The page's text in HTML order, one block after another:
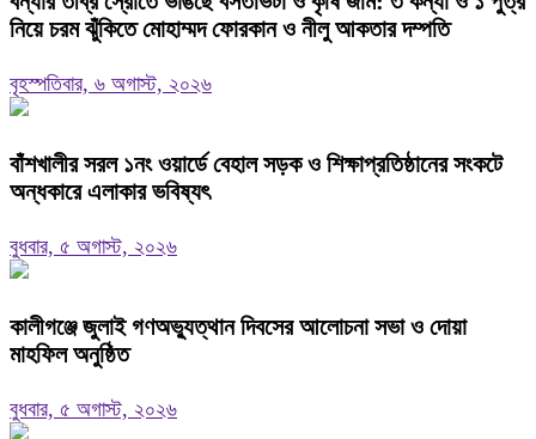
নিয়ে চরম ঝুঁকিতে মোহাম্মদ ফোরকান ও নীলু আকতার দম্পতি
বৃহস্পতিবার, ৬ অগাস্ট, ২০২৬
বাঁশখালীর সরল ১নং ওয়ার্ডে বেহাল সড়ক ও শিক্ষাপ্রতিষ্ঠানের সংকটে
অন্ধকারে এলাকার ভবিষ্যৎ
বুধবার, ৫ অগাস্ট, ২০২৬
কালীগঞ্জে জুলাই গণঅভ্যুত্থান দিবসের আলোচনা সভা ও দোয়া
মাহফিল অনুষ্ঠিত
বুধবার, ৫ অগাস্ট, ২০২৬